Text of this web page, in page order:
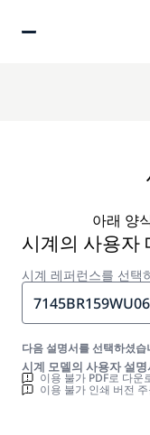
아래 양
시계의 사용자
시계 레퍼런스를 선택
7145BR159WU06
다음 설명서를 선택하셨습
시계 모델의 사용자 설
이용 불가 PDF로 다운
이용 불가 인쇄 버전